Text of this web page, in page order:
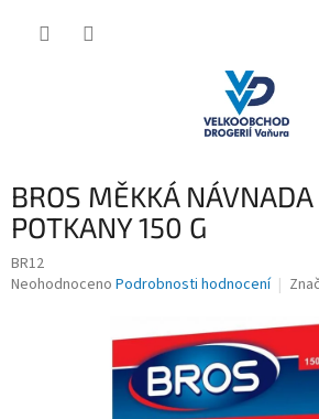
BROS MĚKKÁ
POTKANY 150 G
BR12
Průměrné
Neohodnoceno Podrobnosti hodnocení